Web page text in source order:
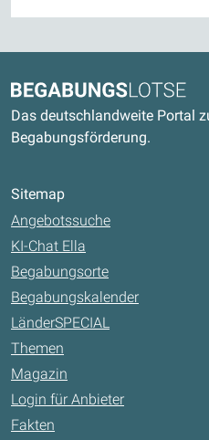
Begabungslotse
Das deutschlandweite Portal
Begabungsförderung.
Sitemap
Angebotssuche
KI-Chat Ella
Begabungsorte
Begabungskalender
LänderSPECIAL
Themen
Magazin
Login für Anbieter
Fakten